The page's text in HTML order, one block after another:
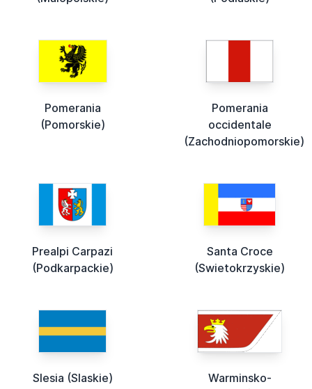
Pomerania
(Pomorskie)
Pomerania
occidentale
(Zachodniopomorskie)
Prealpi Carpazi
(Podkarpackie)
Santa Croce
(Swietokrzyskie)
Slesia (Slaskie)
Warminsko-